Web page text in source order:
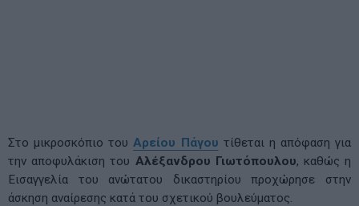
Στο μικροσκόπιο τουΑρείου Πάγου τίθεται η απόφαση για
την αποφυλάκιση του Αλέξανδρου Γιωτόπουλου, καθώς η
Εισαγγελία του ανώτατου δικαστηρίου προχώρησε στην
άσκηση αναίρεσης κατά του σχετικού βουλεύματος.